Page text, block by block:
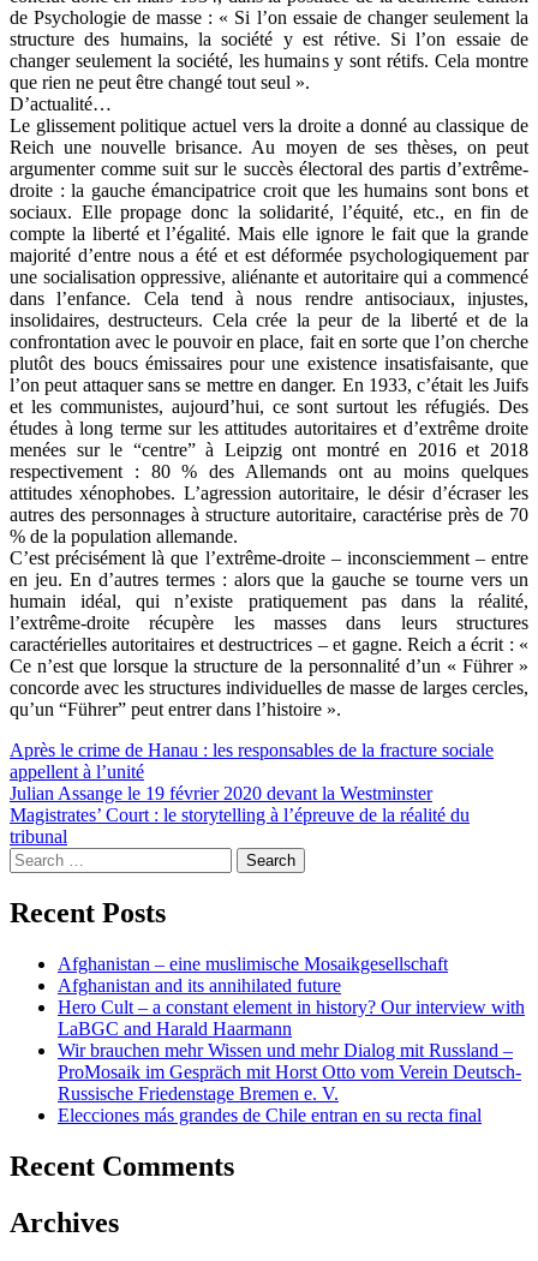
de Psychologie de masse : « Si l’on essaie de changer seulement la
structure des humains, la société y est rétive. Si l’on essaie de
changer seulement la société, les humains y sont rétifs. Cela montre
que rien ne peut être changé tout seul ».
D’actualité…
Le glissement politique actuel vers la droite a donné au classique de
Reich une nouvelle brisance. Au moyen de ses thèses, on peut
argumenter comme suit sur le succès électoral des partis d’extrême-
droite : la gauche émancipatrice croit que les humains sont bons et
sociaux. Elle propage donc la solidarité, l’équité, etc., en fin de
compte la liberté et l’égalité. Mais elle ignore le fait que la grande
majorité d’entre nous a été et est déformée psychologiquement par
une socialisation oppressive, aliénante et autoritaire qui a commencé
dans l’enfance. Cela tend à nous rendre antisociaux, injustes,
insolidaires, destructeurs. Cela crée la peur de la liberté et de la
confrontation avec le pouvoir en place, fait en sorte que l’on cherche
plutôt des boucs émissaires pour une existence insatisfaisante, que
l’on peut attaquer sans se mettre en danger. En 1933, c’était les Juifs
et les communistes, aujourd’hui, ce sont surtout les réfugiés. Des
études à long terme sur les attitudes autoritaires et d’extrême droite
menées sur le “centre” à Leipzig ont montré en 2016 et 2018
respectivement : 80 % des Allemands ont au moins quelques
attitudes xénophobes. L’agression autoritaire, le désir d’écraser les
autres des personnages à structure autoritaire, caractérise près de 70
% de la population allemande.
C’est précisément là que l’extrême-droite – inconsciemment – entre
en jeu. En d’autres termes : alors que la gauche se tourne vers un
humain idéal, qui n’existe pratiquement pas dans la réalité,
l’extrême-droite récupère les masses dans leurs structures
caractérielles autoritaires et destructrices – et gagne. Reich a écrit : «
Ce n’est que lorsque la structure de la personnalité d’un « Führer »
concorde avec les structures individuelles de masse de larges cercles,
qu’un “Führer” peut entrer dans l’histoire ».
Post
navigation
Après le crime de Hanau : les responsables de la fracture sociale
appellent à l’unité
Julian Assange le 19 février 2020 devant la Westminster
Magistrates’ Court : le storytelling à l’épreuve de la réalité du
tribunal
Search
for:
Recent Posts
Afghanistan – eine muslimische Mosaikgesellschaft
Afghanistan and its annihilated future
Hero Cult – a constant element in history? Our interview with
LaBGC and Harald Haarmann
Wir brauchen mehr Wissen und mehr Dialog mit Russland –
ProMosaik im Gespräch mit Horst Otto vom Verein Deutsch-
Russische Friedenstage Bremen e. V.
Elecciones más grandes de Chile entran en su recta final
Recent Comments
Archives